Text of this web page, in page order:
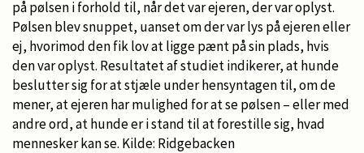
på pølsen i forhold til, når det var ejeren, der var oplyst.
Pølsen blev snuppet, uanset om der var lys på ejeren eller
ej, hvorimod den fik lov at ligge pænt på sin plads, hvis
den var oplyst. Resultatet af studiet indikerer, at hunde
beslutter sig for at stjæle under hensyntagen til, om de
mener, at ejeren har mulighed for at se pølsen – eller med
andre ord, at hunde er i stand til at forestille sig, hvad
mennesker kan se. Kilde: Ridgebacken